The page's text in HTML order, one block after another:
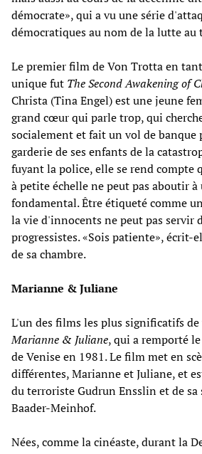
démocrate», qui a vu une série
démocratiques au nom de la lutte au
Le premier film de Von Trotta en
unique fut The Second Awakening of
Christa (Tina Engel) est une jeune
grand cœur qui parle trop, qui
socialement et fait un vol de banque
garderie de ses enfants de la
fuyant la police, elle se rend compte
à petite échelle ne peut pas aboutir
fondamental. Être étiqueté comme
la vie d'innocents ne peut pas servir
progressistes. «Sois patiente», écrit-
de sa chambre.
Marianne & Juliane
L'un des films les plus significatifs
Marianne & Juliane, qui a remporté
de Venise en 1981. Le film met en
différentes, Marianne et Juliane, et
du terroriste Gudrun Ensslin et de
Baader-Meinhof.
Nées, comme la cinéaste, durant la